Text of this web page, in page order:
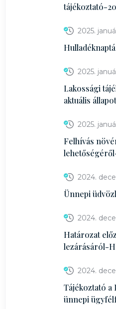
tájékoztató-
2025.
2025.
Lakossági
aktuális
2025.
Felhívás
2024.
Ünnepi
2024.
Határozat
lezárásáról-
2024.
Tájékoztató a
ünnepi